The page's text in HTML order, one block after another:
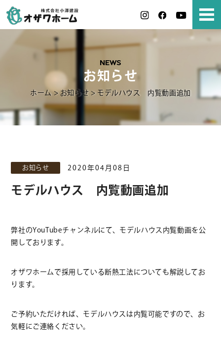
NEWS
お知らせ
ホーム>お知らせ > モデルハウス 内覧動画追加
お知らせ 2020年04月08日
モデルハウス 内覧動画追加
弊社のYouTubeチャンネルにて、モデルハウス内覧動画を公
開しております。
オザワホームで採用している断熱工法についても解説してお
ります。
ご予約いただければ、モデルハウスは内覧可能ですので、お
気軽にご連絡ください。